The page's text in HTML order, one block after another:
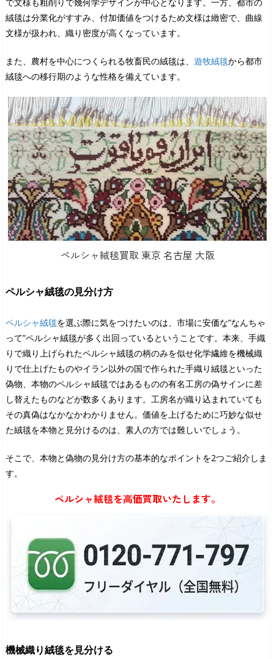
絨毯は分業化がすすみ、付加価値をつけるため文様は緻密で、曲線
文様が扱われ、織り密度が高くなっています。
また、農村を中心につくられる牧畜民の絨毯は、 遊牧絨毯から都市
絨毯への移行期のような性格を備えています。
ペルシャ絨毯買取 東京 名古屋 大阪
ペルシャ絨毯の見分け方
ペルシャ絨毯を選ぶ際に気をつけたいのは、市場に安価な”なんちゃ
って”ペルシャ絨毯が多く出回っているということです。本来、手織
りで織り上げられたペルシャ絨毯の柄のみを似せ化学繊維を機械織
りで仕上げたものやイラン以外の国で作られた手織り絨毯といった
偽物、本物のペルシャ絨毯ではあるものの有名工房の偽サインに差
し替えたものなどが数多くあります。工房名が織り込まれていても
その真偽はなかなかわかりません。価値を上げるために巧妙な似せ
た絨毯を本物と見分けるのは、素人の方では難しいでしょう。
そこで、本物と偽物の見分け方の基本的なポイントを2つご紹介しま
す。
ペルシャ絨毯を高価買取いたします。
機械織り絨毯を見分ける